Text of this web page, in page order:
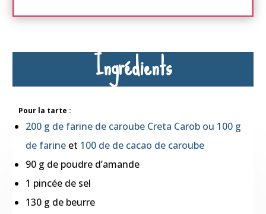
Ingrédients
Pour la tarte :
200 g de farine de caroube Creta Carob ou 100 g
de farine et 100 de de cacao de caroube
90 g de poudre d’amande
1 pincée de sel
130 g de beurre